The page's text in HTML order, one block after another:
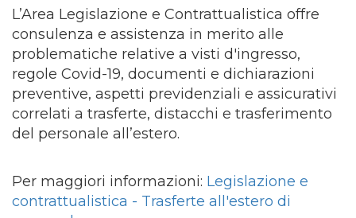
L’Area Legislazione e Contrattualistica offre
consulenza e assistenza in merito alle
problematiche relative a visti d'ingresso,
regole Covid-19, documenti e dichiarazioni
preventive, aspetti previdenziali e assicurativi
correlati a trasferte, distacchi e trasferimento
del personale all’estero.
Per maggiori informazioni: Legislazione e
contrattualistica - Trasferte all'estero di